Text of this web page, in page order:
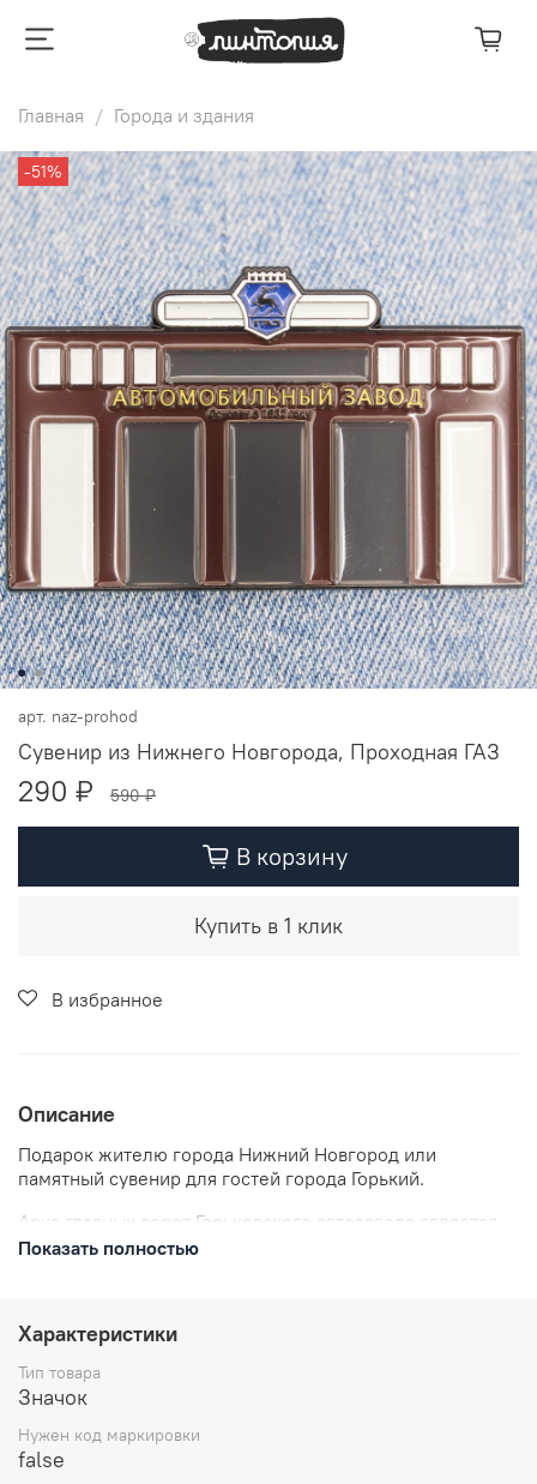
Главная Города и здания
-51%
арт. naz-prohod
Сувенир из Нижнего Новгорода, Проходная ГАЗ
290 ₽ 590 ₽
В корзину
Купить в 1 клик
В избранное
Описание
Подарок жителю города Нижний Новгород или
памятный сувенир для гостей города Горький.
Арка главных ворот Горьковского автозавода является
примечательным и узнаваемым символом города.
Адрес башни: Нижегородская область, Нижний
Показать полностью
Характеристики
Тип товара
Значок
Нужен код маркировки
false